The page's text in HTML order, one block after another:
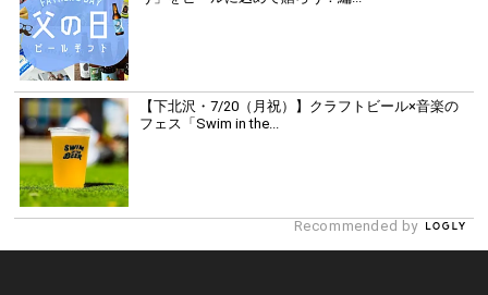
【下北沢・7/20（月祝）】クラフトビール×音楽の
フェス「Swim in the...
Recommended by